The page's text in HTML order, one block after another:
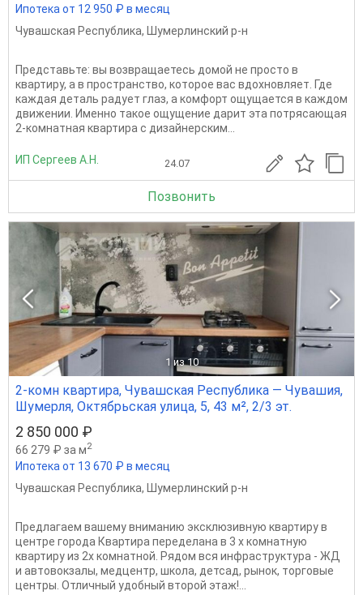
Ипотека от 12 950 ₽ в месяц
Чувашская Республика, Шумерлинский р-н
Представьте: вы возвращаетесь домой не просто в
квартиру, а в пространство, которое вас вдохновляет. Где
каждая деталь радует глаз, а комфорт ощущается в каждом
движении. Именно такое ощущение дарит эта потрясающая
2-комнатная квартира с дизайнерским...
ИП Сергеев А.Н. 24.07
Позвонить
1 из 10
2-комн квартира, Чувашская Республика — Чувашия,
Шумерля, Октябрьская улица, 5, 43 м², 2/3 эт.
2 850 000 ₽
66 279 ₽ за м2
Ипотека от 13 670 ₽ в месяц
Чувашская Республика, Шумерлинский р-н
Предлагаем вашему вниманию эксклюзивную квартиру в
центре города Квартира переделана в 3 х комнатную
квартиру из 2х комнатной. Рядом вся инфраструктура - ЖД
и автовокзалы, медцентр, школа, детсад, рынок, торговые
центры. Отличный удобный второй этаж!...